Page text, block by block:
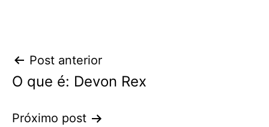
Navegação
de
Post
Post anterior
O que é: Devon Rex
Próximo post